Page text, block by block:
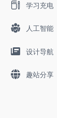
学习充电
人工智能
设计导航
趣站分享